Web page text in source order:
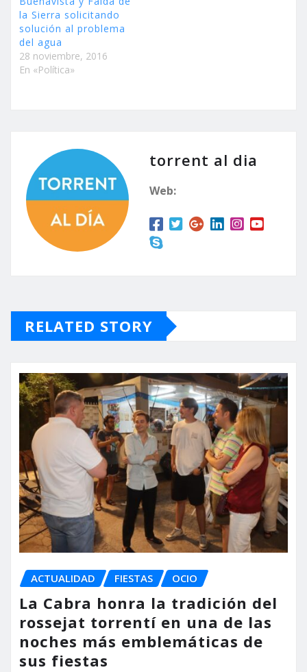
la Sierra solicitando
solución al problema
del agua
28 noviembre, 2016
En «Política»
torrent al dia
Web:
RELATED STORY
ACTUALIDAD FIESTAS OCIO
La Cabra honra la tradición del
rossejat torrentí en una de las
noches más emblemáticas de
sus fiestas